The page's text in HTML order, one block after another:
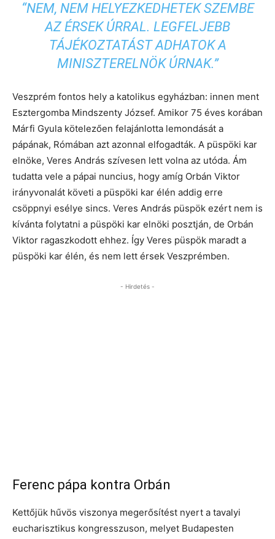
“NEM, NEM HELYEZKEDHETEK SZEMBE
AZ ÉRSEK ÚRRAL. LEGFELJEBB
TÁJÉKOZTATÁST ADHATOK A
MINISZTERELNÖK ÚRNAK.”
Veszprém fontos hely a katolikus egyházban: innen ment
Esztergomba Mindszenty József. Amikor 75 éves korában
Márfi Gyula kötelezően felajánlotta lemondását a
pápának, Rómában azt azonnal elfogadták. A püspöki kar
elnöke, Veres András szívesen lett volna az utóda. Ám
tudatta vele a pápai nuncius, hogy amíg Orbán Viktor
irányvonalát követi a püspöki kar élén addig erre
csöppnyi esélye sincs. Veres András püspök ezért nem is
kívánta folytatni a püspöki kar elnöki posztján, de Orbán
Viktor ragaszkodott ehhez. Így Veres püspök maradt a
püspöki kar élén, és nem lett érsek Veszprémben.
- Hirdetés -
Ferenc pápa kontra Orbán
Kettőjük hűvös viszonya megerősítést nyert a tavalyi
eucharisztikus kongresszuson, melyet Budapesten